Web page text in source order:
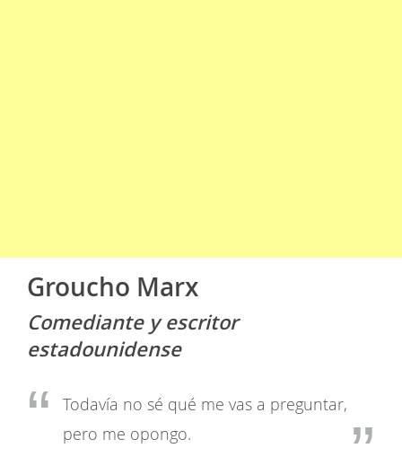
Groucho Marx
Comediante y escritor
estadounidense
Todavía no sé qué me vas a preguntar,
pero me opongo.